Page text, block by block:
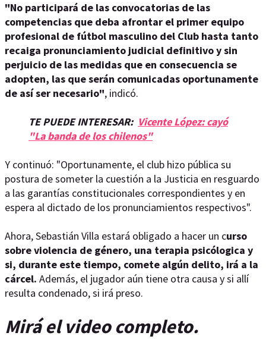
"No participará de las convocatorias de las
competencias que deba afrontar el primer equipo
profesional de fútbol masculino del Club hasta tanto
recaiga pronunciamiento judicial definitivo y sin
perjuicio de las medidas que en consecuencia se
adopten, las que serán comunicadas oportunamente
de así ser necesario", indicó.
TE PUEDE INTERESAR: Vicente López: cayó
"La banda de los chilenos"
Y continuó: "Oportunamente, el club hizo pública su
postura de someter la cuestión a la Justicia en resguardo
a las garantías constitucionales correspondientes y en
espera al dictado de los pronunciamientos respectivos".
Ahora, Sebastián Villa estará obligado a hacer un curso
sobre violencia de género, una terapia psicólogica y
si, durante este tiempo, comete algún delito, irá a la
cárcel. Además, el jugador aún tiene otra causa y si allí
resulta condenado, si irá preso.
Mirá el video completo.